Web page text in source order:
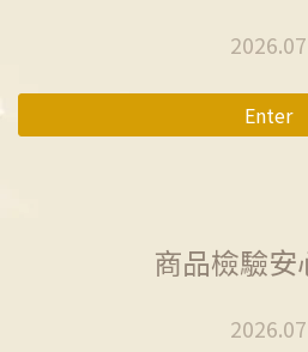
2026.07
Enter
商品檢驗安
2026.07